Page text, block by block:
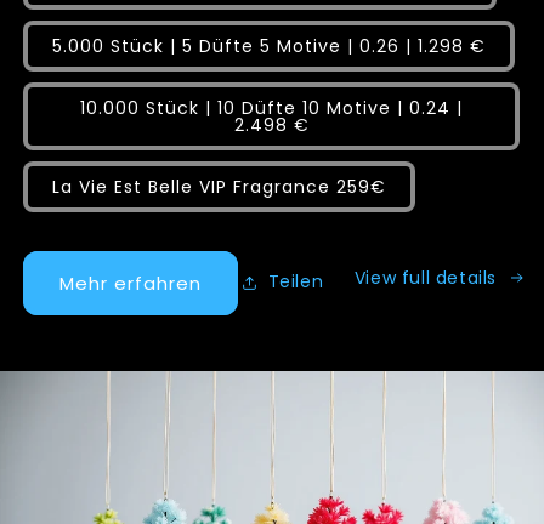
5.000 Stück | 5 Düfte 5 Motive | 0.26 | 1.298 €
10.000 Stück | 10 Düfte 10 Motive | 0.24 |
2.498 €
La Vie Est Belle VIP Fragrance 259€
Mehr erfahren Teilen View full details